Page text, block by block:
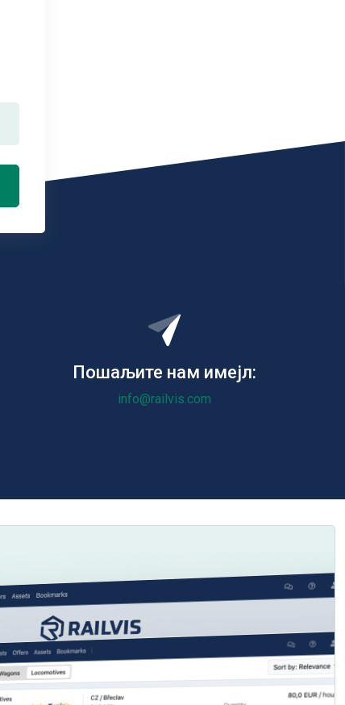
Пошаљите нам имејл:
info@railvis.com